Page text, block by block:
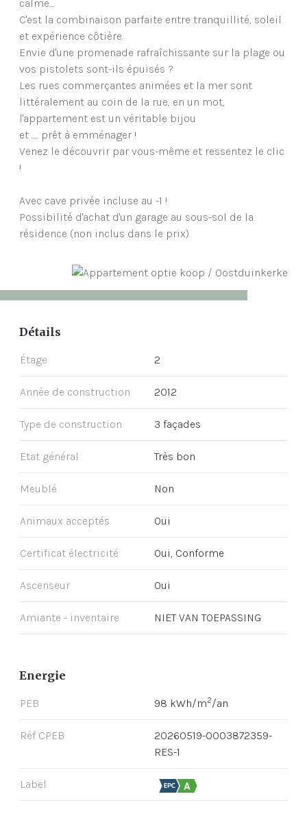
calme....
C'est la combinaison parfaite entre tranquillité, soleil
et expérience côtière.
Envie d'une promenade rafraîchissante sur la plage ou
vos pistolets sont-ils épuisés ?
Les rues commerçantes animées et la mer sont
littéralement au coin de la rue, en un mot,
l'appartement est un véritable bijou
et ..... prêt à emménager !
Venez le découvrir par vous-même et ressentez le clic
!
Avec cave privée incluse au -1 !
Possibilité d'achat d'un garage au sous-sol de la
résidence (non inclus dans le prix)
Détails
Étage 2
Année de construction 2012
Type de construction 3 façades
Etat général Très bon
Meublé Non
Animaux acceptés Oui
Certificat électricité Oui, Conforme
Ascenseur Oui
Amiante - inventaire NIET VAN TOEPASSING
Energie
PEB 98 kWh/m2/an
Réf CPEB
20260519-0003872359-
RES-1
Label